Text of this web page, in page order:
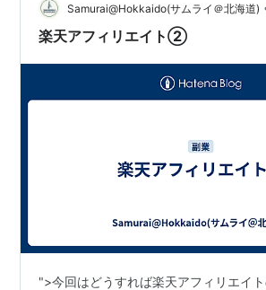
し続ける。 嬉しかったのは。 解き方で
性とやり方が落ちた時に。「あー！」と
Samurai@Hokkaido(サムライ＠北海道)
楽天アフィリエイト②
">今回はどうすれば楽天アフィリエイ